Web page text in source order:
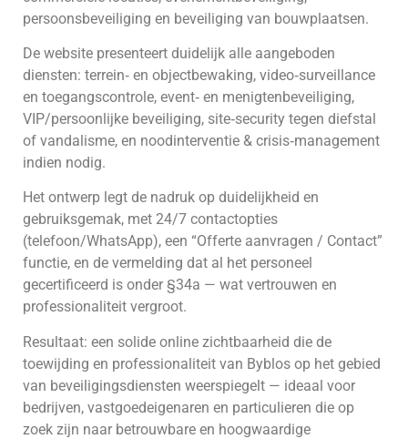
persoonsbeveiliging en beveiliging van bouwplaatsen.
De website presenteert duidelijk alle aangeboden
diensten: terrein‑ en objectbewaking, video‑surveillance
en toegangscontrole, event‑ en menigtenbeveiliging,
VIP/persoonlijke beveiliging, site‑security tegen diefstal
of vandalisme, en noodinterventie & crisis‑management
indien nodig.
Het ontwerp legt de nadruk op duidelijkheid en
gebruiksgemak, met 24/7 contactopties
(telefoon/WhatsApp), een “Offerte aanvragen / Contact”
functie, en de vermelding dat al het personeel
gecertificeerd is onder §34a — wat vertrouwen en
professionaliteit vergroot.
Resultaat: een solide online zichtbaar­heid die de
toewijding en professionaliteit van Byblos op het gebied
van beveiligingsdiensten weerspiegelt — ideaal voor
bedrijven, vastgoedeigenaren en particulieren die op
zoek zijn naar betrouwbare en hoogwaardige